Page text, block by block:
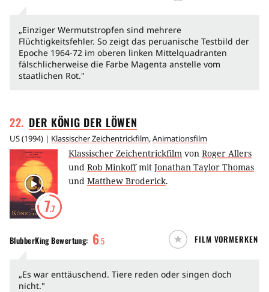
„Einziger Wermutstropfen sind mehrere
Flüchtigkeitsfehler. So zeigt das peruanische Testbild der
Epoche 1964-72 im oberen linken Mittelquadranten
fälschlicherweise die Farbe Magenta anstelle vom
staatlichen Rot."
22. DER KÖNIG DER LÖWEN
US(1994) | Klassischer Zeichentrickfilm,Animationsfilm
7.7
Klassischer Zeichentrickfilm von Roger Allers
und Rob Minkoffmit Jonathan Taylor Thomas
und Matthew Broderick.
BlubberKingBewertung: 6.5 FILM VORMERKEN
„Es war enttäuschend. Tiere reden oder singen doch
nicht."